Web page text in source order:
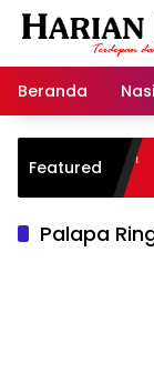
Langsung
Beranda
Featured
Warisan
Palapa